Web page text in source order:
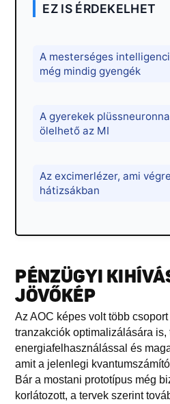
EZ IS ÉRDEKELHET
A mesterséges
még mindig gyengék
A gyerekek
ölelhető az MI
Az excimerlézer, ami
hátizsákban
PÉNZÜGYI
JÖVŐKÉP
Az AOC képes volt több
tranzakciók optimalizálására is,
energiafelhasználással és
amit a jelenlegi
Bár a mostani prototípus még
korlátozott, a tervek szerint